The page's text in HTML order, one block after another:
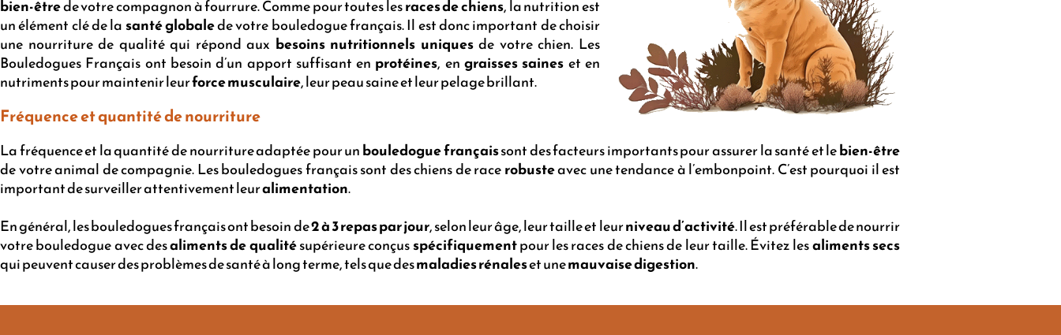
bien-êtrede votre compagnon à fourrure. Comme pour toutes lesraces de chiens, la nutrition est
un élément clé de lasanté globalede votre bouledogue français. Il est donc important de choisir
une nourriture de qualité qui répond aux besoins nutritionnels uniquesde votre chien. Les
Bouledogues Français ont besoin d’un apport suffisant en protéines, engraisses saines et en
nutriments pour maintenir leurforce musculaire, leur peau saine et leur pelage brillant.
Fréquence et quantité de nourriture
La fréquence et la quantité de nourriture adaptée pour unbouledogue françaissont des facteurs importants pour assurer la santé et lebien-être
de votre animal de compagnie. Les bouledogues français sont des chiens de racerobusteavec une tendance à l’embonpoint. C’est pourquoi il est
important de surveiller attentivement leuralimentation.
En général, les bouledogues français ont besoin de2 à 3 repas par jour, selon leur âge, leur taille et leurniveau d’activité. Il est préférable de nourrir
votre bouledogue avec desaliments de qualitésupérieure conçusspécifiquementpour les races de chiens de leur taille. Évitez lesaliments secs
qui peuvent causer des problèmes de santé à long terme, tels que desmaladies rénaleset unemauvaise digestion.